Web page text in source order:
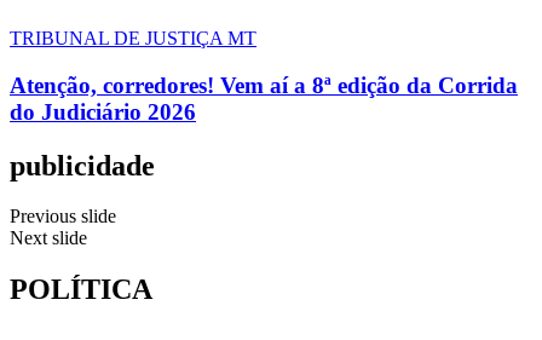
TRIBUNAL DE JUSTIÇA MT
Atenção, corredores! Vem aí a 8ª edição da Corrida
do Judiciário 2026
publicidade
Previous slide
Next slide
POLÍTICA